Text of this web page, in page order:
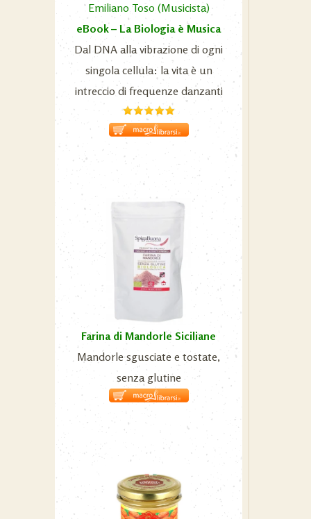
Emiliano Toso (Musicista)
eBook – La Biologia è Musica
Dal DNA alla vibrazione di ogni
singola cellula: la vita è un
intreccio di frequenze danzanti
Farina di Mandorle Siciliane
Mandorle sgusciate e tostate,
senza glutine